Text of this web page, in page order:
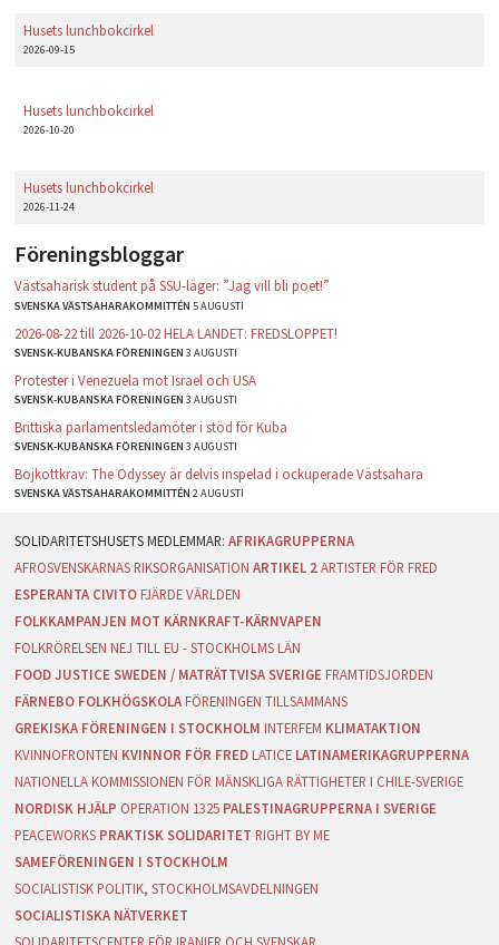
Husets lunchbokcirkel
2026-09-15
Husets lunchbokcirkel
2026-10-20
Husets lunchbokcirkel
2026-11-24
Föreningsbloggar
Västsaharisk student på SSU-läger: ”Jag vill bli poet!”
SVENSKA VÄSTSAHARAKOMMITTÉN5 AUGUSTI
2026-08-22 till 2026-10-02 HELA LANDET: FREDSLOPPET!
SVENSK-KUBANSKA FÖRENINGEN3 AUGUSTI
Protester i Venezuela mot Israel och USA
SVENSK-KUBANSKA FÖRENINGEN3 AUGUSTI
Brittiska parlamentsledamöter i stöd för Kuba
SVENSK-KUBANSKA FÖRENINGEN3 AUGUSTI
Bojkottkrav: The Odyssey är delvis inspelad i ockuperade Västsahara
SVENSKA VÄSTSAHARAKOMMITTÉN2 AUGUSTI
AFRIKAGRUPPERNA
AFROSVENSKARNAS RIKSORGANISATION ARTIKEL 2 ARTISTER FÖR FRED
ESPERANTA CIVITO FJÄRDE VÄRLDEN
FOLKKAMPANJEN MOT KÄRNKRAFT-KÄRNVAPEN
FOLKRÖRELSEN NEJ TILL EU - STOCKHOLMS LÄN
FOOD JUSTICE SWEDEN / MATRÄTTVISA SVERIGE FRAMTIDSJORDEN
FÄRNEBO FOLKHÖGSKOLA FÖRENINGEN TILLSAMMANS
GREKISKA FÖRENINGEN I STOCKHOLM INTERFEM KLIMATAKTION
KVINNOFRONTEN KVINNOR FÖR FRED LATICE LATINAMERIKAGRUPPERNA
NATIONELLA KOMMISSIONEN FÖR MÄNSKLIGA RÄTTIGHETER I CHILE-SVERIGE
NORDISK HJÄLP OPERATION 1325 PALESTINAGRUPPERNA I SVERIGE
PEACEWORKS PRAKTISK SOLIDARITET RIGHT BY ME
SAMEFÖRENINGEN I STOCKHOLM
SOCIALISTISK POLITIK, STOCKHOLMSAVDELNINGEN
SOCIALISTISKA NÄTVERKET